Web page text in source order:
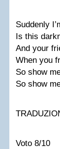
Suddenly
Is this
And your
When you
So show
So show
Voto 8/10